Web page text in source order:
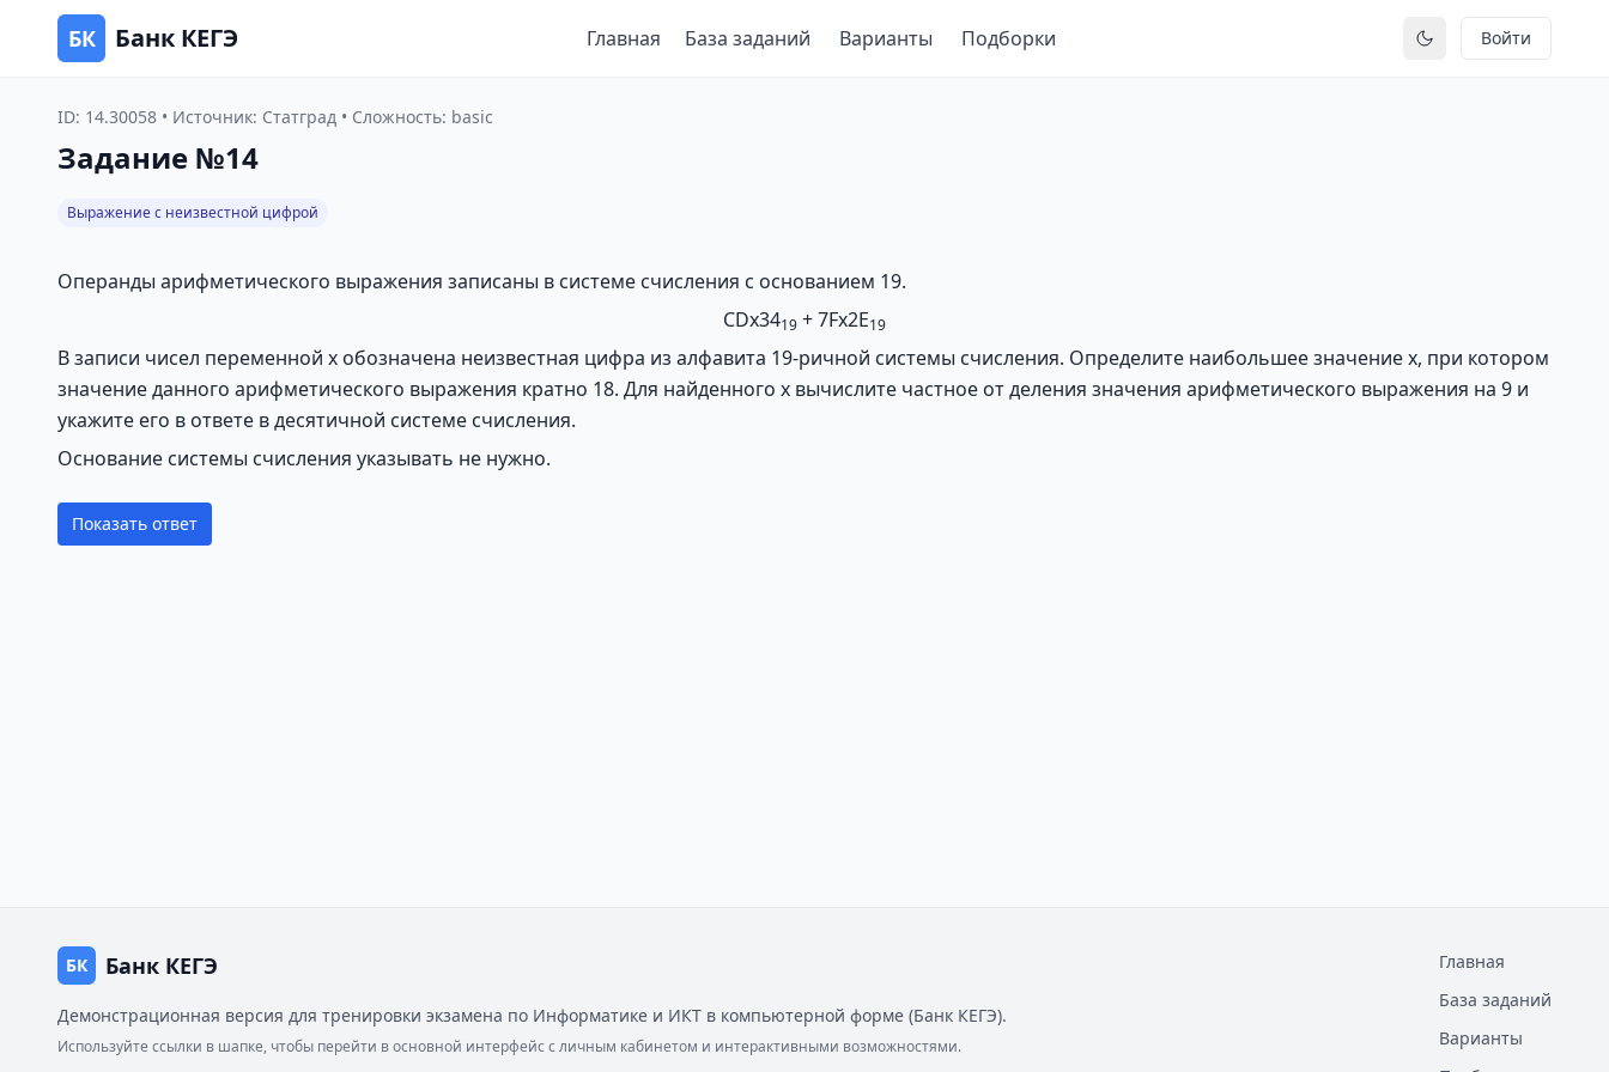
БК Банк КЕГЭ Главная База заданий Варианты Подборки Переключить тему
Войти
ID: 14.30058 • Источник: Статград • Сложность: basic
Задание №14
Выражение с неизвестной цифрой
Операнды арифметического выражения записаны в системе счисления с основанием 19.
CDx3419 + 7Fx2E19
В записи чисел переменной x обозначена неизвестная цифра из алфавита 19-ричной системы счисления. Определите наибольшее значение x, при котором
значение данного арифметического выражения кратно 18. Для найденного x вычислите частное от деления значения арифметического выражения на 9 и
укажите его в ответе в десятичной системе счисления.
Основание системы счисления указывать не нужно.
Показать ответ
БК Банк КЕГЭ
Демонстрационная версия для тренировки экзамена по Информатике и ИКТ в компьютерной форме (Банк КЕГЭ).
Используйте ссылки в шапке, чтобы перейти в основной интерфейс с личным кабинетом и интерактивными возможностями.
Главная
База заданий
Варианты